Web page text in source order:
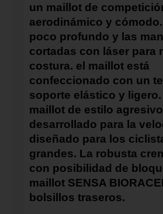
un maillot de
aerodinámico y
poco profundo y las
cortadas con láser para
costura. el maillot está
confeccionado con un
soporte elástico y ligero.
maillot de estilo
desarrollado para la
diseñado para los
grandes. La robusta
con posibilidad de
maillot SENSA
bolsillos traseros.